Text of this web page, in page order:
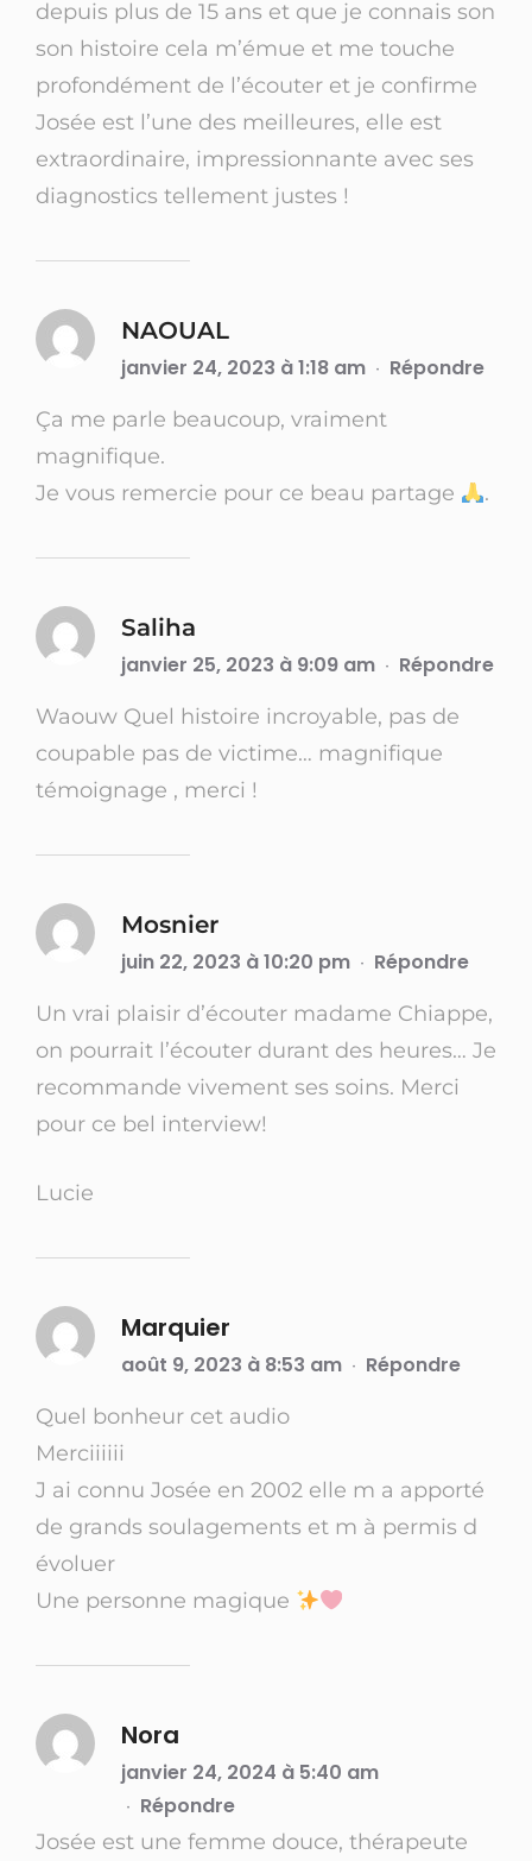
depuis plus de 15 ans et que je connais son
son histoire cela m’émue et me touche
profondément de l’écouter et je confirme
Josée est l’une des meilleures, elle est
extraordinaire, impressionnante avec ses
diagnostics tellement justes !
NAOUAL
janvier 24, 2023 à 1:18 am · Répondre
Ça me parle beaucoup, vraiment
magnifique.
Je vous remercie pour ce beau partage
.
Saliha
janvier 25, 2023 à 9:09 am · Répondre
Waouw Quel histoire incroyable, pas de
coupable pas de victime… magnifique
témoignage , merci !
Mosnier
juin 22, 2023 à 10:20 pm · Répondre
Un vrai plaisir d’écouter madame Chiappe,
on pourrait l’écouter durant des heures… Je
recommande vivement ses soins. Merci
pour ce bel interview!
Lucie
Marquier
août 9, 2023 à 8:53 am · Répondre
Quel bonheur cet audio
Merciiiiii
J ai connu Josée en 2002 elle m a apporté
de grands soulagements et m à permis d
évoluer
Une personne magique
Nora
janvier 24, 2024 à 5:40 am
· Répondre
Josée est une femme douce, thérapeute